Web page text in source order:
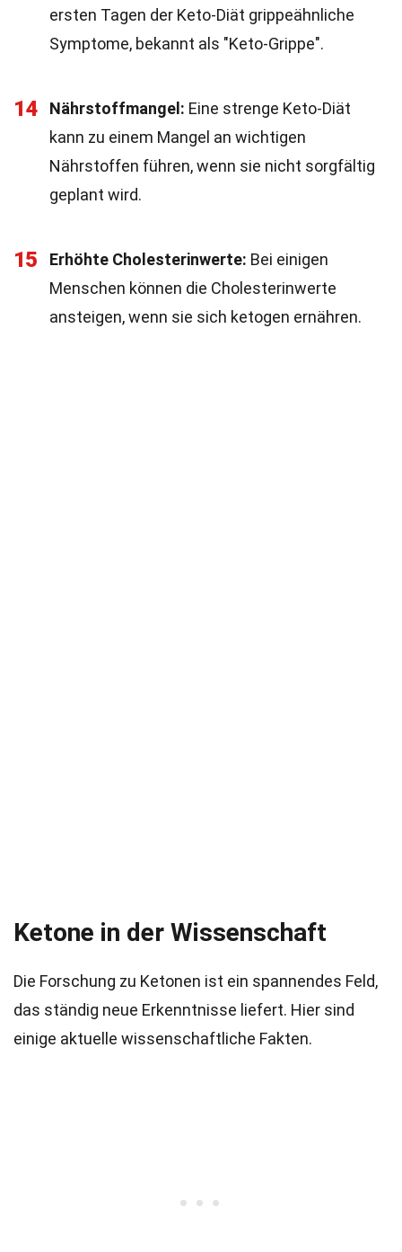
ersten Tagen der Keto-Diät grippeähnliche
Symptome, bekannt als "Keto-Grippe".
14 Nährstoffmangel: Eine strenge Keto-Diät
kann zu einem Mangel an wichtigen
Nährstoffen führen, wenn sie nicht sorgfältig
geplant wird.
15 Erhöhte Cholesterinwerte: Bei einigen
Menschen können die Cholesterinwerte
ansteigen, wenn sie sich ketogen ernähren.
Ketone in der Wissenschaft
Die Forschung zu Ketonen ist ein spannendes Feld,
das ständig neue Erkenntnisse liefert. Hier sind
einige aktuelle wissenschaftliche Fakten.